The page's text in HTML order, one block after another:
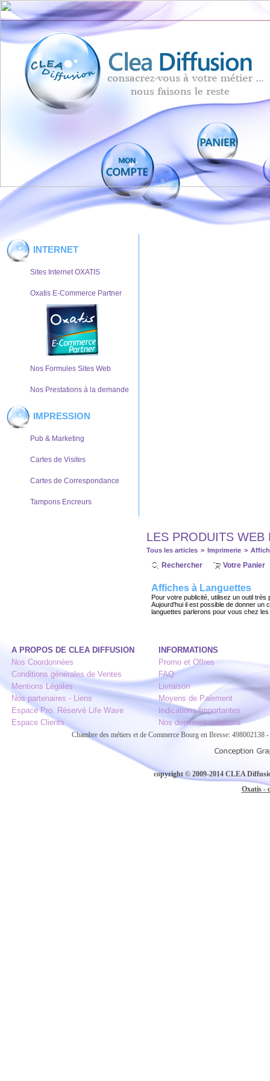
INTERNET
Sites Internet OXATIS
Oxatis E-Commerce Partner
Nos Formules Sites Web
Nos Prestations à la demande
IMPRESSION
Pub & Marketing
Cartes de Visites
Cartes de Correspondance
Tampons Encreurs
LES PRODUITS
Tous les articles > Imprimerie >
Rechercher Votre Panier
Affiches à Languettes
Pour votre publicité, utilisez un outil
Aujourd'hui il est possible de donner un
languettes parlerons pour vous chez
A PROPOS DE CLEA DIFFUSION
INFORMATIONS
Nos Coordonnées
Promo et Offres
Conditions générales de Ventes
FAQ
Mentions Légales
Livraison
Nos partenaires - Liens
Moyens de Paiement
Espace Pro. Réservé Life Wave
Indications Importantes
Espace Clients
Nos dernières créations
Chambre des métiers et de Commerce Bourg en Bresse: 498002138
copyright © 2009-2014 CLEA
Oxatis -